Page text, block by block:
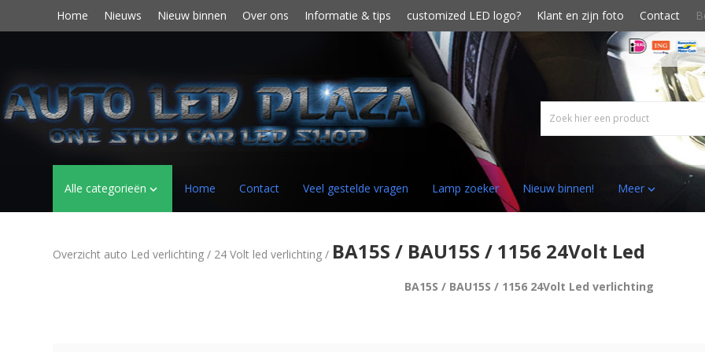
Home Nieuws Nieuw binnen Over ons Informatie & tips customized LED logo? Klant en zijn foto Contact
Alle categorieën  Home Contact Veel gestelde vragen Lamp zoeker Nieuw binnen! Meer 
Overzicht auto Led verlichting / 24 Volt led verlichting / BA15S / BAU15S / 1156 24Volt Led
BA15S / BAU15S / 1156 24Volt Led verlichting